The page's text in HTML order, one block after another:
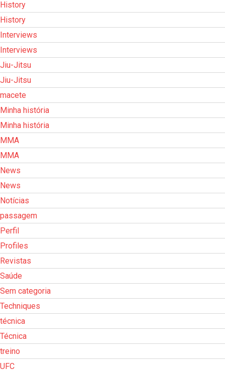
History
History
Interviews
Interviews
Jiu-Jitsu
Jiu-Jitsu
macete
Minha história
Minha história
MMA
MMA
News
News
Notícias
passagem
Perfil
Profiles
Revistas
Saúde
Sem categoria
Techniques
técnica
Técnica
treino
UFC